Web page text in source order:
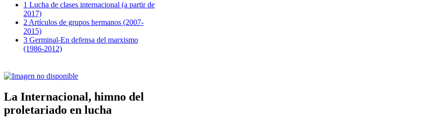
1 Lucha de clases internacional (a partir de
2017)
2 Artículos de grupos hermanos (2007-
2015)
3 Germinal-En defensa del marxismo
(1986-2012)
La Internacional, himno del
proletariado en lucha